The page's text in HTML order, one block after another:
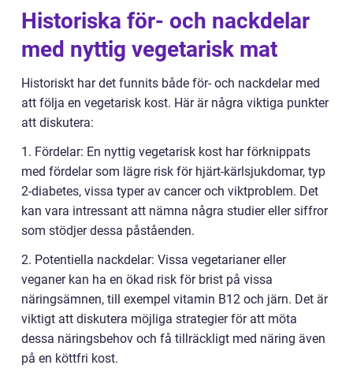
Historiska för- och nackdelar
med nyttig vegetarisk mat
Historiskt har det funnits både för- och nackdelar med
att följa en vegetarisk kost. Här är några viktiga punkter
att diskutera:
1. Fördelar: En nyttig vegetarisk kost har förknippats
med fördelar som lägre risk för hjärt-kärlsjukdomar, typ
2-diabetes, vissa typer av cancer och viktproblem. Det
kan vara intressant att nämna några studier eller siffror
som stödjer dessa påståenden.
2. Potentiella nackdelar: Vissa vegetarianer eller
veganer kan ha en ökad risk för brist på vissa
näringsämnen, till exempel vitamin B12 och järn. Det är
viktigt att diskutera möjliga strategier för att möta
dessa näringsbehov och få tillräckligt med näring även
på en köttfri kost.